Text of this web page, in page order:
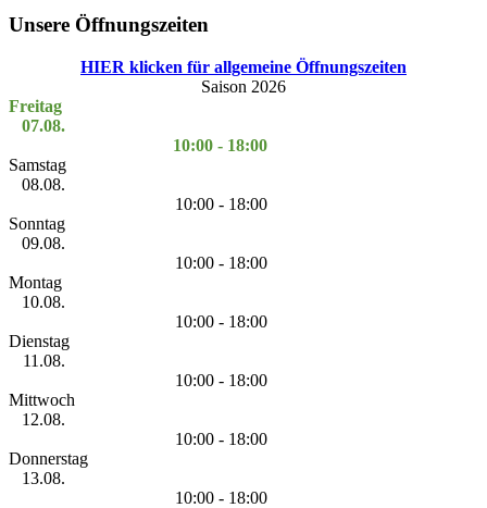
Unsere Öffnungszeiten
HIER klicken für allgemeine Öffnungszeiten
Saison 2026
Freitag
07.08.
10:00 - 18:00
Samstag
08.08.
10:00 - 18:00
Sonntag
09.08.
10:00 - 18:00
Montag
10.08.
10:00 - 18:00
Dienstag
11.08.
10:00 - 18:00
Mittwoch
12.08.
10:00 - 18:00
Donnerstag
13.08.
10:00 - 18:00